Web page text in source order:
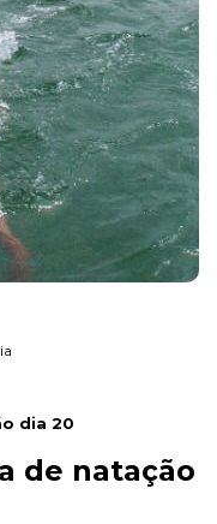
dia 20
de natação